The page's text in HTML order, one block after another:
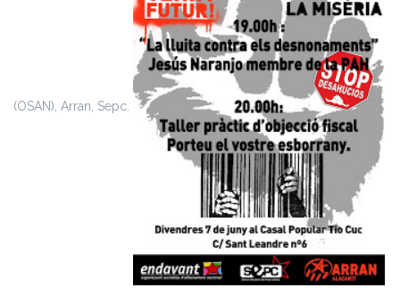
(OSAN), Arran, Sepc.